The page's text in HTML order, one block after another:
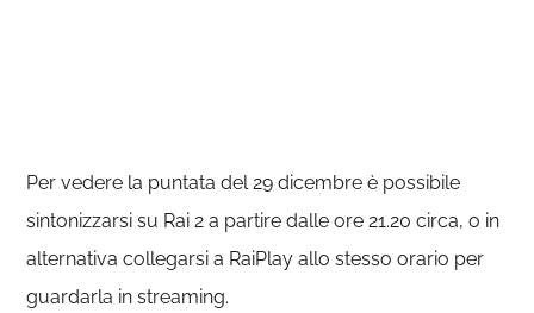
Per vedere la puntata del 29 dicembre è possibile
sintonizzarsi su Rai 2 a partire dalle ore 21.20 circa, o in
alternativa collegarsi a RaiPlay allo stesso orario per
guardarla in streaming.